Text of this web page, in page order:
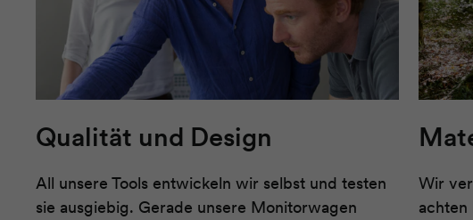
Qualität und Design
All unsere Tools entwickeln wir selbst und testen
sie ausgiebig. Gerade unsere Monitorwagen
Wir
achten